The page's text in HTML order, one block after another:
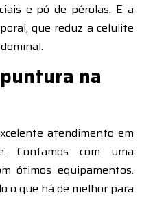
e pó de pérolas. E a
que reduz a celulite
na
atendimento em
Contamos com uma
ótimos equipamentos.
o que há de melhor para